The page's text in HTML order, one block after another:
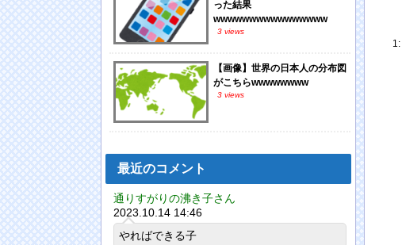
1:
った結果
wwwwwwwwwwwwwwww
3 views
【画像】世界の日本人の分布図
がこちらwwwwwwww
3 views
最近のコメント
通りすがりの沸き子さん
2023.10.14 14:46
やればできる子